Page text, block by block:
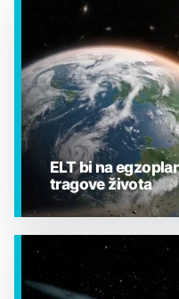
EGZOPLANETI
ELT bi na
tragove života